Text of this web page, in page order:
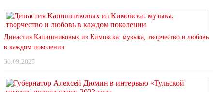
Династия Капишниковых из Кимовска: музыка, творчество и любовь
в каждом поколении
30.09.2025